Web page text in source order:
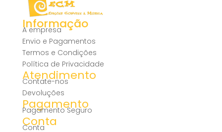
Informação
A empresa
Envio e Pagamentos
Termos e Condições
Política de Privacidade
Atendimento
Contate-nos
Devoluções
Pagamento
Pagamento Seguro
Conta
Conta